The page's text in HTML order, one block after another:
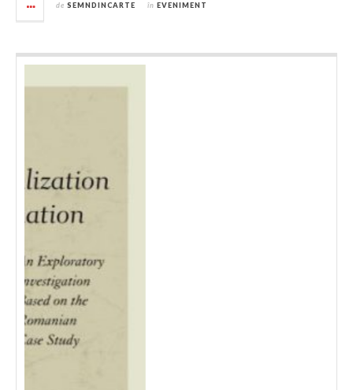
de SEMNDINCARTE în EVENIMENT